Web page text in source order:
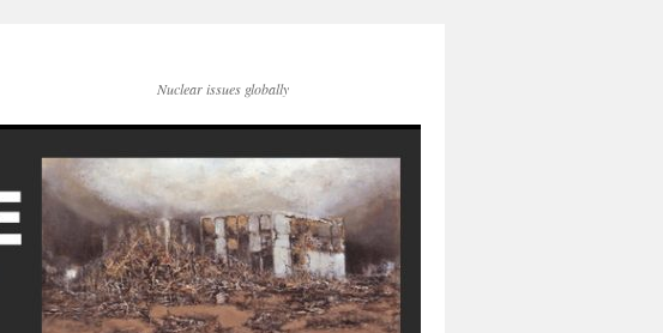
Nuclear issues globally